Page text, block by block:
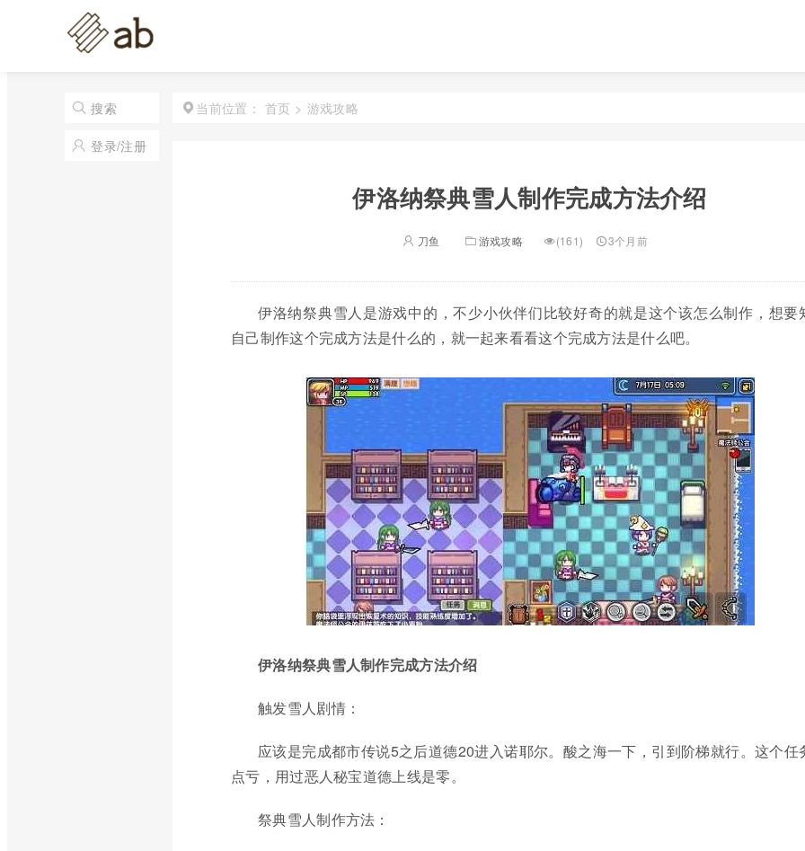
搜索
登录/注册
当前位置： 首页 > 游戏攻略
伊洛纳祭典雪人制作完成方法介绍
刀鱼 游戏攻略 (161) 3个月前
伊洛纳祭典雪人是游戏中的，不少小伙伴们比较好奇的就是这个该怎么制作，想要
自己制作这个完成方法是什么的，就一起来看看这个完成方法是什么吧。
伊洛纳祭典雪人制作完成方法介绍
触发雪人剧情：
应该是完成都市传说5之后道德20进入诺耶尔。酸之海一下，引到阶梯就行。这个任
点亏，用过恶人秘宝道德上线是零。
祭典雪人制作方法：